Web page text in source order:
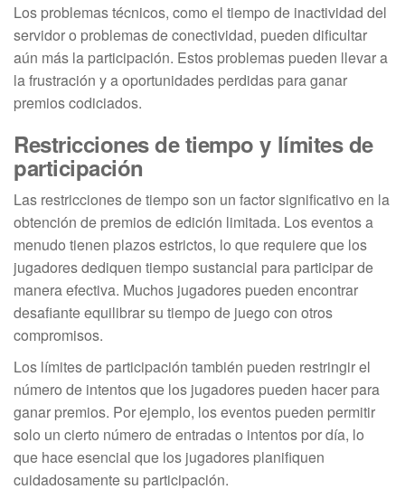
Los problemas técnicos, como el tiempo de inactividad del
servidor o problemas de conectividad, pueden dificultar
aún más la participación. Estos problemas pueden llevar a
la frustración y a oportunidades perdidas para ganar
premios codiciados.
Restricciones de tiempo y límites de
participación
Las restricciones de tiempo son un factor significativo en la
obtención de premios de edición limitada. Los eventos a
menudo tienen plazos estrictos, lo que requiere que los
jugadores dediquen tiempo sustancial para participar de
manera efectiva. Muchos jugadores pueden encontrar
desafiante equilibrar su tiempo de juego con otros
compromisos.
Los límites de participación también pueden restringir el
número de intentos que los jugadores pueden hacer para
ganar premios. Por ejemplo, los eventos pueden permitir
solo un cierto número de entradas o intentos por día, lo
que hace esencial que los jugadores planifiquen
cuidadosamente su participación.